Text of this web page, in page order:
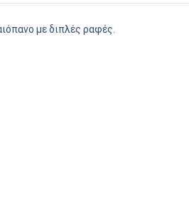
με διπλές ραφές.